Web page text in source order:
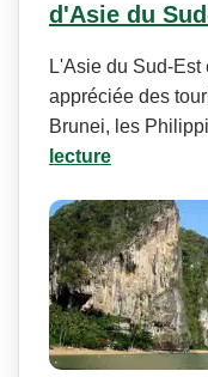
d'Asie du
L'Asie du Sud-
appréciée des
Brunei, les
lecture